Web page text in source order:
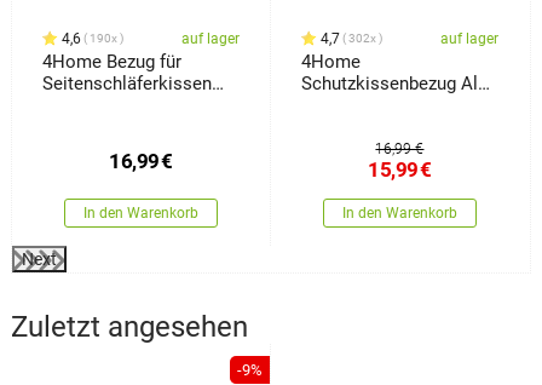
4,6 190x auf lager
4Home Bezug für
Seitenschläferkissen
16,99€
In den Warenkorb
4,7 302x auf lager
4Home
Schutzkissenbezug Aloe
16,99 €
15,99€
In den Warenkorb
Next
Zuletzt angesehen
-9%